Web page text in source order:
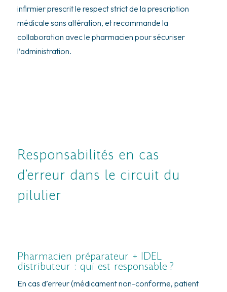
infirmier prescrit le respect strict de la prescription
médicale sans altération, et recommande la
collaboration avec le pharmacien pour sécuriser
l’administration.
Responsabilités en cas
d’erreur dans le circuit du
pilulier
Pharmacien préparateur + IDEL
distributeur : qui est responsable ?
En cas d’erreur (médicament non-conforme, patient